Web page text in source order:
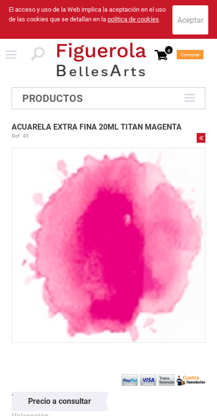
El acceso y uso de la Web implica la aceptación en el uso
de las cookies que se detallan en la politica de cookies.
0
Comprar
PRODUCTOS
ACUARELA EXTRA FINA 20ML TITAN MAGENTA
Ref. 43
Precio a consultar